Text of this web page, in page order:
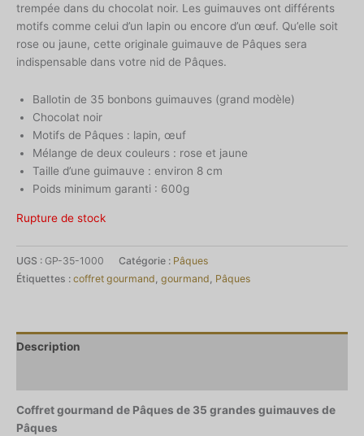
trempée dans du chocolat noir. Les guimauves ont différents
motifs comme celui d’un lapin ou encore d’un œuf. Qu’elle soit
rose ou jaune, cette originale guimauve de Pâques sera
indispensable dans votre nid de Pâques.
Ballotin de 35 bonbons guimauves (grand modèle)
Chocolat noir
Motifs de Pâques : lapin, œuf
Mélange de deux couleurs : rose et jaune
Taille d’une guimauve : environ 8 cm
Poids minimum garanti : 600g
Rupture de stock
UGS : GP-35-1000 Catégorie : Pâques
Étiquettes : coffret gourmand gourmand Pâques
Description
Coffret gourmand de Pâques de 35 grandes guimauves de
Pâques